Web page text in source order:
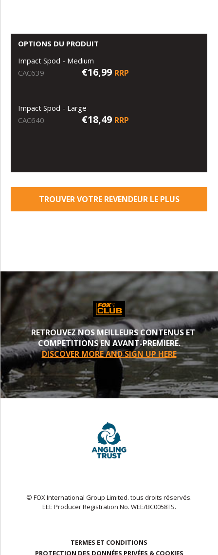
OPTIONS DU PRODUIT
Impact Spod - Medium
CAC639
€16,99 RRP
Impact Spod - Large
CAC640
€18,49 RRP
TROUVER VOTRE REVENDEUR LE PLUS
RETROUVEZ NOS MEILLEURS CONTENUS ET
COMPETITIONS EN AVANT-PREMIERE.
DISCOVER MORE AND SIGN UP HERE
© FOX International Group Limited. tous droits réservés.
EEE Producer Registration No. WEE/BC0058TS.
TERMES ET CONDITIONS
PROTECTION DES DONNÉES PRIVÉES & COOKIES